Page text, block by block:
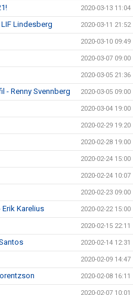
2020-03-13 11:04
Lindesberg 2020-03-11 21:52
2020-03-10 09:49
2020-03-07 09:00
2020-03-05 21:36
- Renny Svennberg 2020-03-05 09:00
2020-03-04 19:00
2020-02-29 19:20
2020-02-28 19:00
2020-02-24 15:00
2020-02-24 10:07
2020-02-23 09:00
Karelius 2020-02-22 15:00
2020-02-15 22:11
2020-02-14 12:31
2020-02-09 14:47
2020-02-08 16:11
2020-02-07 10:01